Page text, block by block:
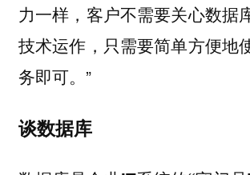
力一样，客户不需要关心数据
技术运作，只需要简单方便地
务即可。”
谈数据库